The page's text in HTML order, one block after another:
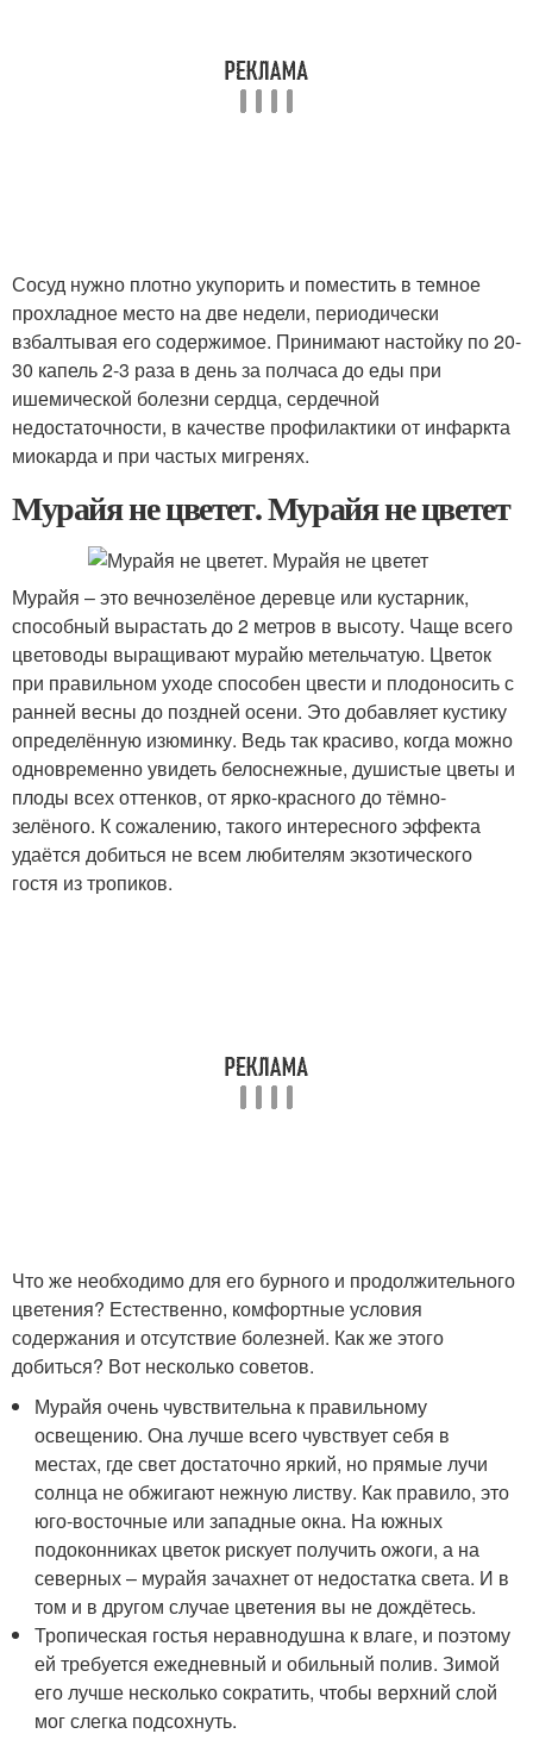
Сосуд нужно плотно укупорить и поместить в темное
прохладное место на две недели, периодически
взбалтывая его содержимое. Принимают настойку по 20-
30 капель 2-3 раза в день за полчаса до еды при
ишемической болезни сердца, сердечной
недостаточности, в качестве профилактики от инфаркта
миокарда и при частых мигренях.
Мурайя не цветет. Мурайя не цветет
Мурайя – это вечнозелёное деревце или кустарник,
способный вырастать до 2 метров в высоту. Чаще всего
цветоводы выращивают мурайю метельчатую. Цветок
при правильном уходе способен цвести и плодоносить с
ранней весны до поздней осени. Это добавляет кустику
определённую изюминку. Ведь так красиво, когда можно
одновременно увидеть белоснежные, душистые цветы и
плоды всех оттенков, от ярко-красного до тёмно-
зелёного. К сожалению, такого интересного эффекта
удаётся добиться не всем любителям экзотического
гостя из тропиков.
Что же необходимо для его бурного и продолжительного
цветения? Естественно, комфортные условия
содержания и отсутствие болезней. Как же этого
добиться? Вот несколько советов.
Мурайя очень чувствительна к правильному
освещению. Она лучше всего чувствует себя в
местах, где свет достаточно яркий, но прямые лучи
солнца не обжигают нежную листву. Как правило, это
юго-восточные или западные окна. На южных
подоконниках цветок рискует получить ожоги, а на
северных – мурайя зачахнет от недостатка света. И в
том и в другом случае цветения вы не дождётесь.
Тропическая гостья неравнодушна к влаге, и поэтому
ей требуется ежедневный и обильный полив. Зимой
его лучше несколько сократить, чтобы верхний слой
мог слегка подсохнуть.